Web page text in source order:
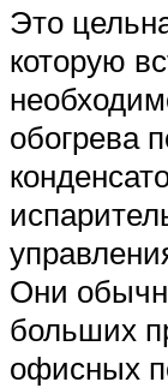
Это
которую
обогрева
Они
больших
офисных